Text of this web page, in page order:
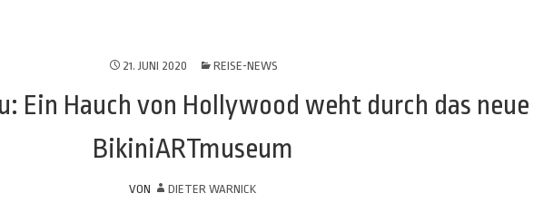
21. JUNI 2020 REISE-NEWS
Ein Hauch von Hollywood weht durch das neue
BikiniARTmuseum
VON DIETER WARNICK